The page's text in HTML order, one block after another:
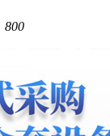
800